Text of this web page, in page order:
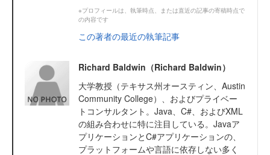
※プロフィールは、執筆時点、または直近の記事の寄稿時点で
の内容です
この著者の最近の執筆記事
Richard Baldwin（Richard Baldwin）
大学教授（テキサス州オースティン、Austin
Community College）、およびプライベー
トコンサルタント。Java、C#、およびXML
の組み合わせに特に注目している。Javaア
プリケーションとC#アプリケーションの、
プラットフォームや言語に依存しない多く